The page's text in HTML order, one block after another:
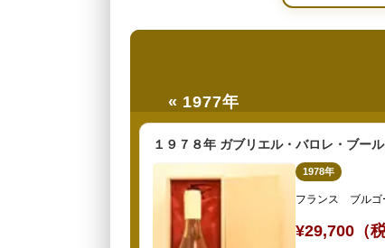
« 1977年
１９７８年 ガブリエル・バロレ・ブー
1978年
フランス ブルゴ
¥29,700（税